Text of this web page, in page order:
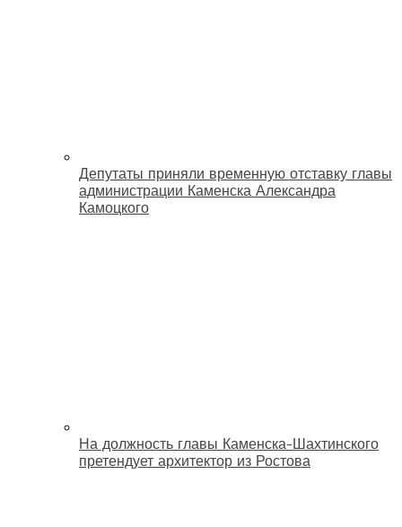
Депутаты приняли временную отставку главы
администрации Каменска Александра
Камоцкого
На должность главы Каменска-Шахтинского
претендует архитектор из Ростова